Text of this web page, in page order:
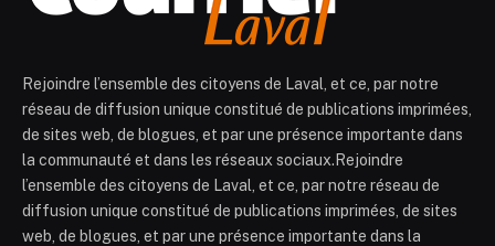
Rejoindre l’ensemble des citoyens de Laval, et ce, par notre
réseau de diffusion unique constitué de publications imprimées,
de sites web, de blogues, et par une présence importante dans
la communauté et dans les réseaux sociaux.Rejoindre
l’ensemble des citoyens de Laval, et ce, par notre réseau de
diffusion unique constitué de publications imprimées, de sites
web, de blogues, et par une présence importante dans la